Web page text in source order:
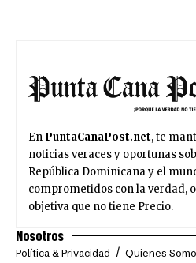
En PuntaCanaPost.net, te
noticias veraces y oportunas
República Dominicana y el
comprometidos con la verdad,
objetiva que no tiene Precio.
Nosotros
Política & Privacidad Quienes